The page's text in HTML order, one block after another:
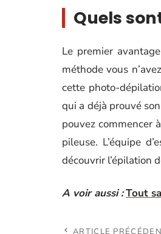
Quels
Le premier
méthode vous
cette photo-
qui a déjà prouvé
pouvez commencer
pileuse. L’équipe
découvrir l’épilation
A voir aussi :Tout
ARTICLE